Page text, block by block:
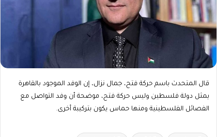
قال المتحدث باسم حركة فتح، جمال نزال، إن الوفد الموجود بالقاهرة
يمثل دولة فلسطين وليس حركة فتح، موضحة أن وفد التواصل مع
الفصائل الفلسطينية ومنها حماس يكون بتركيبة أخرى.